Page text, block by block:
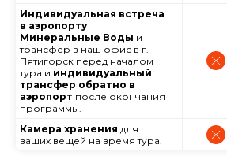
Индивидуальная встреча
в аэропорту
Минеральные Воды и
трансфер в наш офис в г.
Пятигорск перед началом
тура и индивидуальный
трансфер обратно в
аэропорт после окончания
программы.
Камера хранения для
ваших вещей на время тура.